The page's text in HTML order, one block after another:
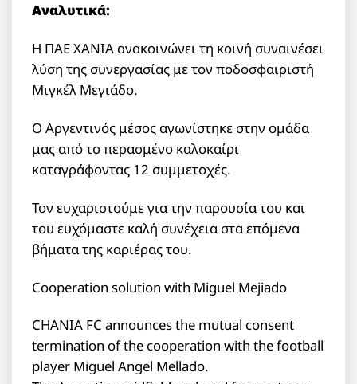
Αναλυτικά:
Η ΠΑΕ ΧΑΝΙΑ ανακοινώνει τη κοινή συναινέσει
λύση της συνεργασίας με τον ποδοσφαιριστή
Μιγκέλ Μεγιάδο.
O Αργεντινός μέσος αγωνίστηκε στην ομάδα
μας από το περασμένο καλοκαίρι
καταγράφοντας 12 συμμετοχές.
Τον ευχαριστούμε για την παρουσία του και
του ευχόμαστε καλή συνέχεια στα επόμενα
βήματα της καριέρας του.
Cooperation solution with Miguel Mejiado
CHANIA FC announces the mutual consent
termination of the cooperation with the football
player Miguel Angel Mellado.